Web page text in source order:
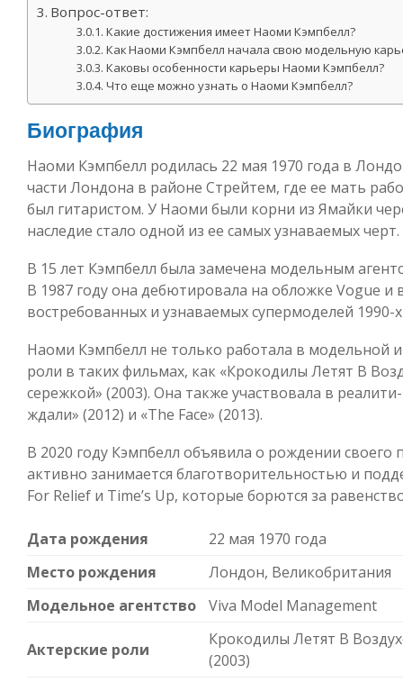
Вопрос-ответ:
Какие достижения имеет Наоми Кэмпбелл?
Как Наоми Кэмпбелл начала свою модельную
Каковы особенности карьеры Наоми Кэмпбелл?
Что еще можно узнать о Наоми Кэмпбелл?
Биография
Наоми Кэмпбелл родилась 22 мая 1970 года в
части Лондона в районе Стрейтем, где ее мать
был гитаристом. У Наоми были корни из Ямайки
наследие стало одной из ее самых узнаваемых черт.
В 15 лет Кэмпбелл была замечена модельным
В 1987 году она дебютировала на обложке Vogue и
востребованных и узнаваемых супермоделей 1990-
Наоми Кэмпбелл не только работала в модельной
роли в таких фильмах, как «Крокодилы Летят В
сережкой» (2003). Она также участвовала в
ждали» (2012) и «The Face» (2013).
В 2020 году Кэмпбелл объявила о рождении своего
активно занимается благотворительностью и
For Relief и Time’s Up, которые борются за
Дата рождения
22 мая 1970 года
Место рождения
Лондон, Великобритания
Модельное агентство
Viva Model Management
Актерские роли
Крокодилы Летят В
(2003)